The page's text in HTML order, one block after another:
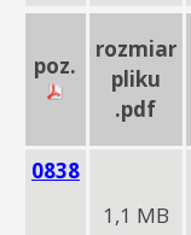
poz.
rozmiar
pliku
.pdf
0838
1,1 MB